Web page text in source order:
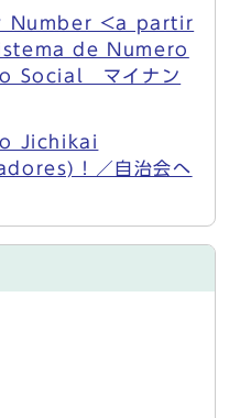
Number <a partir
de Numero
Social マイナン
Jichikai
！／自治会へ